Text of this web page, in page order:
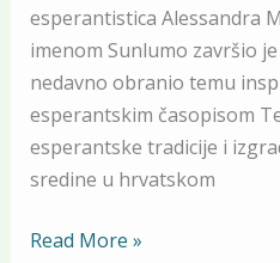
esperantistica Alessandra
imenom Sunlumo završio
nedavno obranio temu
esperantskim časopisom
esperantske tradicije i
sredine u hrvatskom
Read More »